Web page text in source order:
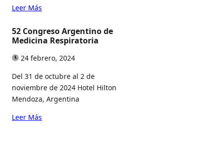
Leer Más
52 Congreso Argentino de
Medicina Respiratoria
24 febrero, 2024
Del 31 de octubre al 2 de
noviembre de 2024 Hotel Hilton
Mendoza, Argentina
Leer Más